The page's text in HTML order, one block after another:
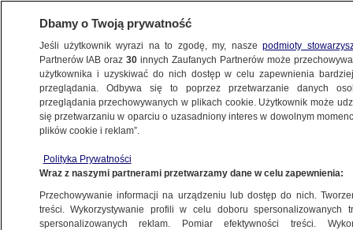
WARSZAWA
ULICE
13.10.2011, 06:48
Udostępnij
Dbamy o Twoją prywatność
Jeśli użytkownik wyrazi na to zgodę, my, naszepodmioty
Partnerów IAB oraz30 innych Zaufanych Partnerów może
użytkownika i uzyskiwać do nich dostęp w celu zapewnienia
przeglądania. Odbywa się to poprzez przetwarzanie danych
przeglądania przechowywanych w plikach cookie. Użytkownik może
się przetwarzaniu w oparciu o uzasadniony interes w dowolnym
plików cookie i reklam”.
Polityka Prywatności
Wraz z naszymi partnerami przetwarzamy dane w celu zapewnienia:
Przechowywanie informacji na urządzeniu lub dostęp do nich.
treści. Wykorzystywanie profili w celu doboru spersonalizowanych
spersonalizowanych reklam. Pomiar efektywności treści.